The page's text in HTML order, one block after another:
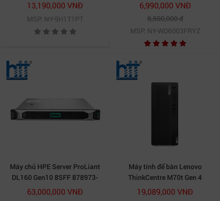
512GB SSD/ Intel UHD
Graphics 770/ Windows 11
Home)
13,190,000 VNĐ
MSP: NY-9H1T1PT
6,990,000 VNĐ
8,500,000 đ
MSP: NY-WD6003FRYZ
Máy chủ HPE Server ProLiant
DL160 Gen10 8SFF 878973-
B21
63,000,000 VNĐ
Máy tính để bàn Lenovo
ThinkCentre M70t Gen 4
12DL000MVA (Core i7 13700/
Intel Q670/ 16GB/ 512GB
19,089,000 VNĐ